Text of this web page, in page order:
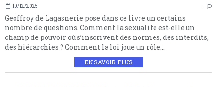
10/12/2025 …
Geoffroy de Lagasnerie pose dans ce livre un certains
nombre de questions. Comment la sexualité est-elle un
champ de pouvoir où s’inscrivent des normes, des interdits,
des hiérarchies ? Comment la loi joue un rôle...
EN SAVOIR PLUS